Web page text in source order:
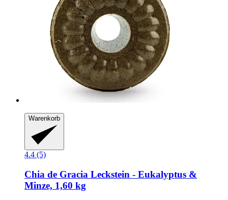
Warenkorb
4.4 (5)
Chia de Gracia Leckstein -​ Eukalyptus &
Minze, 1,60 kg